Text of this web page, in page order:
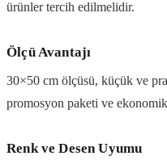
ürünler tercih edilmelidir.
Ölçü Avantajı
30×50 cm ölçüsü, küçük ve
promosyon paketi ve
Renk ve Desen Uyumu